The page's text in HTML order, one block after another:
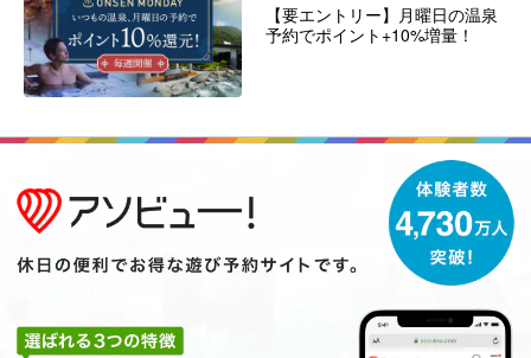
【要エントリー】月曜日の温泉
予約でポイント+10%増量！